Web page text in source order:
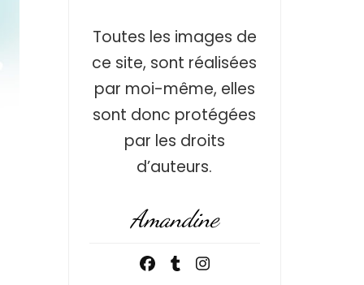
Toutes les images de
ce site, sont réalisées
par moi-même, elles
sont donc protégées
par les droits
d’auteurs.
Amandine